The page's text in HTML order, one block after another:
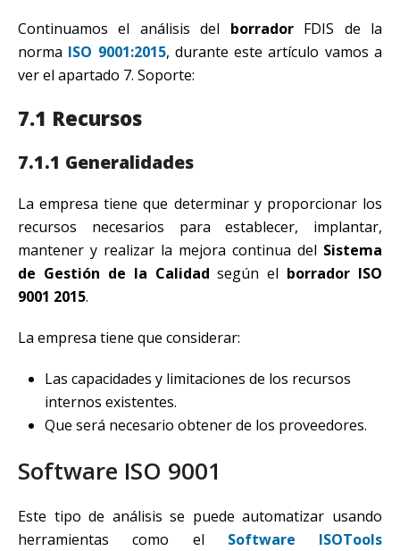
Continuamos el análisis del borradorFDIS de la
norma ISO 9001:2015, durante este artículo vamos a
ver el apartado 7. Soporte:
7.1 Recursos
7.1.1 Generalidades
La empresa tiene que determinar y proporcionar los
recursos necesarios para establecer, implantar,
mantener y realizar la mejora continua del Sistema
de Gestión de la Calidad según el borrador ISO
9001 2015.
La empresa tiene que considerar:
Las capacidades y limitaciones de los recursos
internos existentes.
Que será necesario obtener de los proveedores.
Software ISO 9001
Este tipo de análisis se puede automatizar usando
herramientas como el Software ISOTools